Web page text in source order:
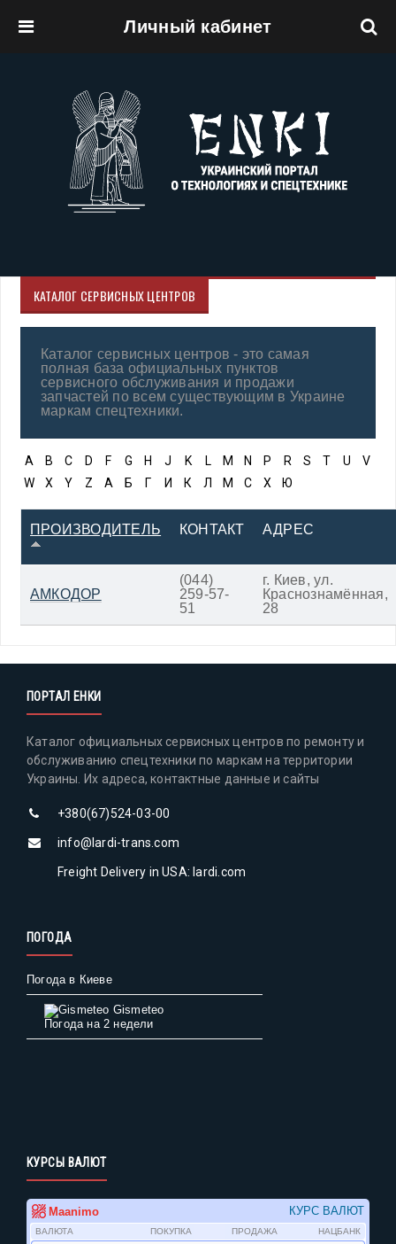
Личный кабинет
КАТАЛОГ СЕРВИСНЫХ ЦЕНТРОВ
Каталог сервисных центров - это самая
полная база официальных пунктов
сервисного обслуживания и продажи
запчастей по всем существующим в Украине
маркам спецтехники.
A B C D F G H J K L M N P R S T U
V
W
X Y Z А Б Г И К Л М С Х Ю
ПРОИЗВОДИТЕЛЬ КОНТАКТ АДРЕС
АМКОДОР
(044)
259-57-
51
г. Киев, ул.
Краснознамённая,
28
ПОРТАЛ ЕНКИ
Каталог официальных сервисных центров по ремонту и
обслуживанию спецтехники по маркам на территории
Украины. Их адреса, контактные данные и сайты
+380(67)524-03-00
info@lardi-trans.com
Freight Delivery in USA: lardi.com
ПОГОДА
Погода в Киеве
Gismeteo
Погода на 2 недели
КУРСЫ ВАЛЮТ